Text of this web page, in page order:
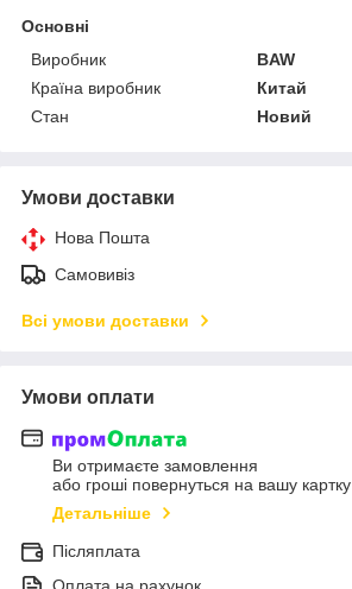
Основні
Виробник
BAW
Країна виробник
Китай
Стан
Новий
Умови доставки
Нова Пошта
Самовивіз
Всі умови доставки
Умови оплати
Ви отримаєте замовлення
або гроші повернуться на вашу картку
Детальніше
Післяплата